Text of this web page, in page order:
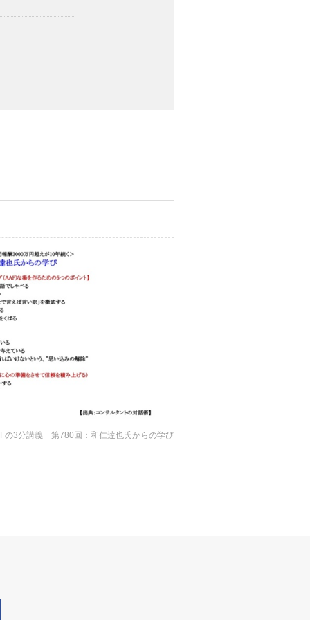
の3分講義 第780回：和仁達也氏からの学び